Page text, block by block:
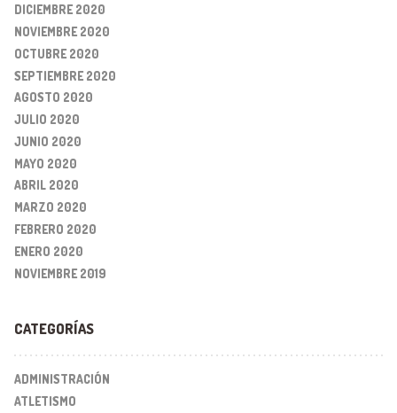
DICIEMBRE 2020
NOVIEMBRE 2020
OCTUBRE 2020
SEPTIEMBRE 2020
AGOSTO 2020
JULIO 2020
JUNIO 2020
MAYO 2020
ABRIL 2020
MARZO 2020
FEBRERO 2020
ENERO 2020
NOVIEMBRE 2019
CATEGORÍAS
ADMINISTRACIÓN
ATLETISMO